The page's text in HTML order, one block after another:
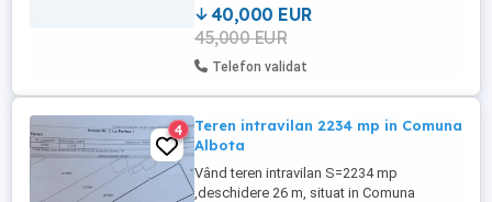
40,000 EUR
45,000 EUR
Telefon validat
4
Teren intravilan 2234 mp in Comuna
Albota
Vând teren intravilan S=2234 mp
,deschidere 26 m, situat in Comuna